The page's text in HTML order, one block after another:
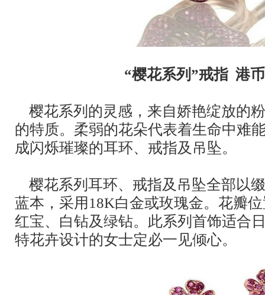
“樱花系列”戒指 港
樱花系列的灵感，来自娇艳绽放的
的特质。柔弱的花朵代表着生命中难
成闪烁璀璨的耳环、戒指及吊坠。
樱花系列耳环、戒指及吊坠全部以
蓝本，采用18K白金或玫瑰金。花瓣
红宝、白钻及绿钻。此系列首饰适合
特花卉设计的女士定必一见倾心。